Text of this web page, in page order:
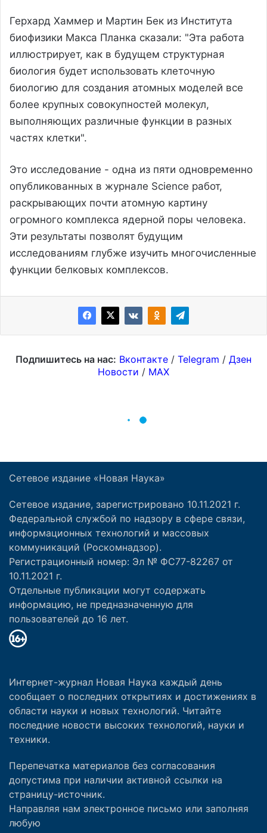
Сетевое издание «Новая Наука»
Сетевое издание, зарегистрировано 10.11.2021 г.
Федеральной службой по надзору в сфере связи,
информационных технологий и массовых
коммуникаций (Роскомнадзор).
Регистрационный номер: Эл № ФС77-82267 от
10.11.2021 г.
Отдельные публикации могут содержать
информацию, не предназначенную для
пользователей до 16 лет.
Интернет-журнал Новая Наука каждый день
сообщает о последних открытиях и достижениях в
области науки и новых технологий. Читайте
последние новости высоких технологий, науки и
техники.
Перепечатка материалов без согласования
допустима при наличии активной ссылки на
страницу-источник.
Направляя нам электронное письмо или заполняя
любую